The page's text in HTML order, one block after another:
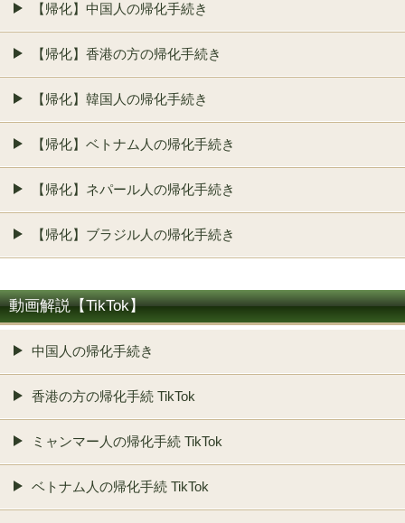
【帰化】中国人の帰化手続き
【帰化】香港の方の帰化手続き
【帰化】韓国人の帰化手続き
【帰化】ベトナム人の帰化手続き
【帰化】ネパール人の帰化手続き
【帰化】ブラジル人の帰化手続き
動画解説【TikTok】
中国人の帰化手続き
香港の方の帰化手続 TikTok
ミャンマー人の帰化手続 TikTok
ベトナム人の帰化手続 TikTok